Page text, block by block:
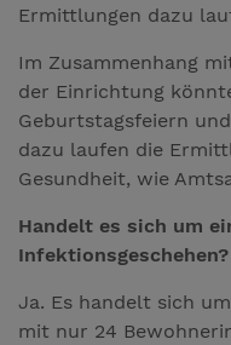
Ermittlungen dazu
Im Zusammenhang
der Einrichtung
Geburtstagsfeiern
dazu laufen die
Gesundheit, wie
Handelt es sich um
Infektionsgeschehen?
Ja. Es handelt sich
mit nur 24